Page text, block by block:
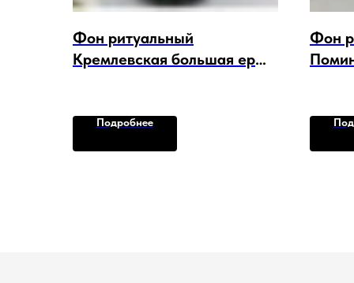
Фон ритуальный
Кремлевская большая ерш
Подробнее
Фон